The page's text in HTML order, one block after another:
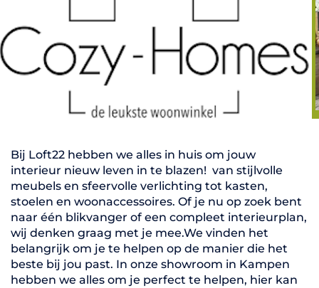
Bij Loft22 hebben we alles in huis om jouw
interieur nieuw leven in te blazen! van stijlvolle
meubels en sfeervolle verlichting tot kasten,
stoelen en woonaccessoires. Of je nu op zoek bent
naar één blikvanger of een compleet interieurplan,
wij denken graag met je mee.We vinden het
belangrijk om je te helpen op de manier die het
beste bij jou past. In onze showroom in Kampen
hebben we alles om je perfect te helpen, hier kan